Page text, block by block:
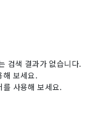
검색 결과가 없습니다.
해 보세요.
사용해 보세요.